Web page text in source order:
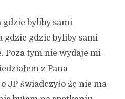
gdzie byliby sami
gdzie gdzie byliby sami
Poza tym nie wydaje mi
z Pana
JP świadczyło żę nie ma